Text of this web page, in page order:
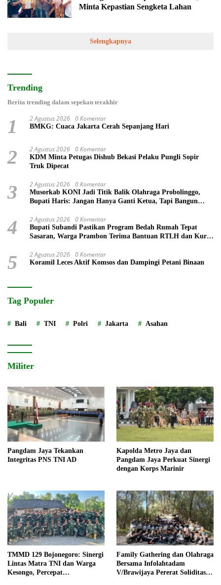
Minta Kepastian Sengketa Lahan
Selengkapnya
Trending
Berita trending dalam sepekan terakhir
1 2 Agustus 2026 0 Komentar
BMKG: Cuaca Jakarta Cerah Sepanjang Hari
2 2 Agustus 2026 0 Komentar
KDM Minta Petugas Dishub Bekasi Pelaku Pungli Sopir
Truk Dipecat
3 2 Agustus 2026 0 Komentar
Musorkab KONI Jadi Titik Balik Olahraga Probolinggo,
Bupati Haris: Jangan Hanya Ganti Ketua, Tapi Bangun
4 2 Agustus 2026 0 Komentar
Bupati Subandi Pastikan Program Bedah Rumah Tepat
Sasaran, Warga Prambon Terima Bantuan RTLH dan Kursi
5 2 Agustus 2026 0 Komentar
Koramil Leces Aktif Komsos dan Dampingi Petani Binaan
Tag Populer
Bali TNI Polri Jakarta Asahan
Militer
Pangdam Jaya Tekankan
Integritas PNS TNI AD
Kapolda Metro Jaya dan
Pangdam Jaya Perkuat Sinergi
dengan Korps Marinir
TMMD 129 Bojonegoro: Sinergi
Lintas Matra TNI dan Warga
Kesongo, Percepat
Family Gathering dan Olahraga
Bersama Infolahtadam
V/Brawijaya Pererat Soliditas